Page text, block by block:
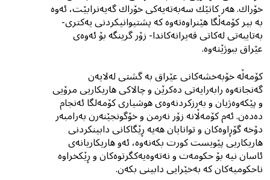
خۆراك. هەر کاتێك سەبەتەیەکی خۆراك گەیەنرابێت، ئەوە
بە بیر کۆمەڵگا هێنراوەتەوە کە پشتیوانیکردنى یەکترى-
بەتایبەتى لەکاتى قەیرانەکاندا- زۆر گرینگە بۆ ئەوەى
عێراق ببوژێتەوە.
کۆمەڵە خۆبەخشەکانى عێراق بە گشتی لەلایەن
گەنجانەوە رابەرایەتی دەکرێن و چالاکی هاریکاریی مرۆیی
و پێکەوەژیان و بەرزکردنەوەی هوشیاری کۆمەلگا ئەنجام
دەدەن. ئەم کۆمەڵانە زۆر نەرمن و خۆگونجێنەرن بەرامبەر
دۆخە گۆڕاوەکان و توانایان هەیە ڕێگاکانى دابینکردنی
هاریکاریی پێویست کورت بکەنەوە، ئەو هاریکاریانەی
ئاسان نیە بۆ حکومەت و نەتەوەیەکگرتوەکان و ڕێکخراوە
ناحکومیەکان کە بەخێرایی دابینی بکەن.